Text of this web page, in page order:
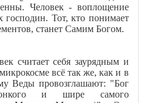
Человек - воплощение
Тот, кто понимает
станет Самим Богом.
считает себя заурядным и
всё так же, как и в
Веды провозглашают: "Бог
и шире самого